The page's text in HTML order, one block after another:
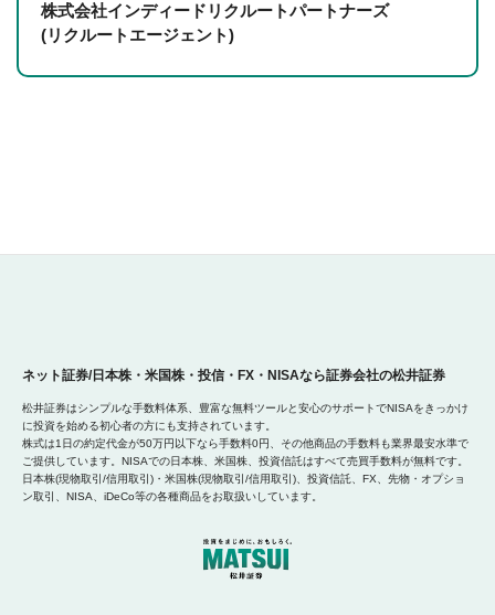
株式会社インディードリクルートパートナーズ
(リクルートエージェント)
ネット証券/日本株・米国株・投信・FX・NISAなら証券会社の松井証券
松井証券はシンプルな手数料体系、豊富な無料ツールと安心のサポートでNISAをきっかけ
に投資を始める初心者の方にも支持されています。
株式は1日の約定代金が50万円以下なら手数料0円、その他商品の手数料も業界最安水準で
ご提供しています。NISAでの日本株、米国株、投資信託はすべて売買手数料が無料です。
日本株(現物取引/信用取引)・米国株(現物取引/信用取引)、投資信託、FX、先物・オプショ
ン取引、NISA、iDeCo等の各種商品をお取扱いしています。